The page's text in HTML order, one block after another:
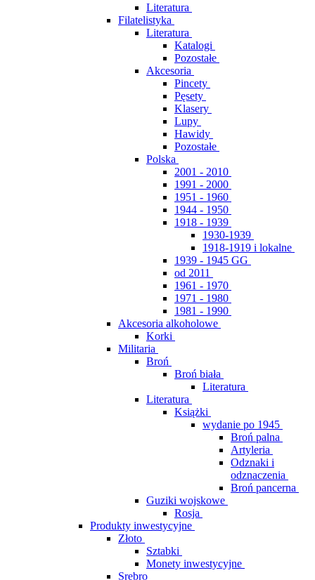
Literatura
Filatelistyka
Literatura
Katalogi
Pozostałe
Akcesoria
Pincety
Pęsety
Klasery
Lupy
Hawidy
Pozostałe
Polska
2001 - 2010
1991 - 2000
1951 - 1960
1944 - 1950
1918 - 1939
1930-1939
1918-1919 i lokalne
1939 - 1945 GG
od 2011
1961 - 1970
1971 - 1980
1981 - 1990
Akcesoria alkoholowe
Korki
Militaria
Broń
Broń biała
Literatura
Literatura
Książki
wydanie po 1945
Broń palna
Artyleria
Odznaki i
odznaczenia
Broń pancerna
Guziki wojskowe
Rosja
Produkty inwestycyjne
Złoto
Sztabki
Monety inwestycyjne
Srebro